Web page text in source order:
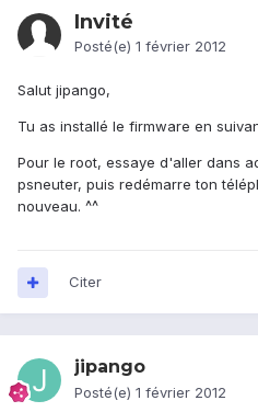
Invité
Posté(e) 1 février 2012
Salut jipango,
Tu as installé le firmware en
Pour le root, essaye d'aller dans
psneuter, puis redémarre ton
nouveau. ^^
Citer
jipango
Posté(e) 1 février 2012